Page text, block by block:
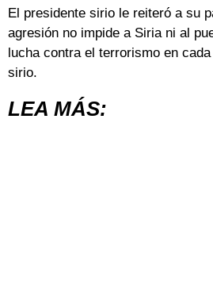
El presidente sirio le reiteró a su
agresión no impide a Siria ni al
lucha contra el terrorismo en
sirio.
LEA MÁS: